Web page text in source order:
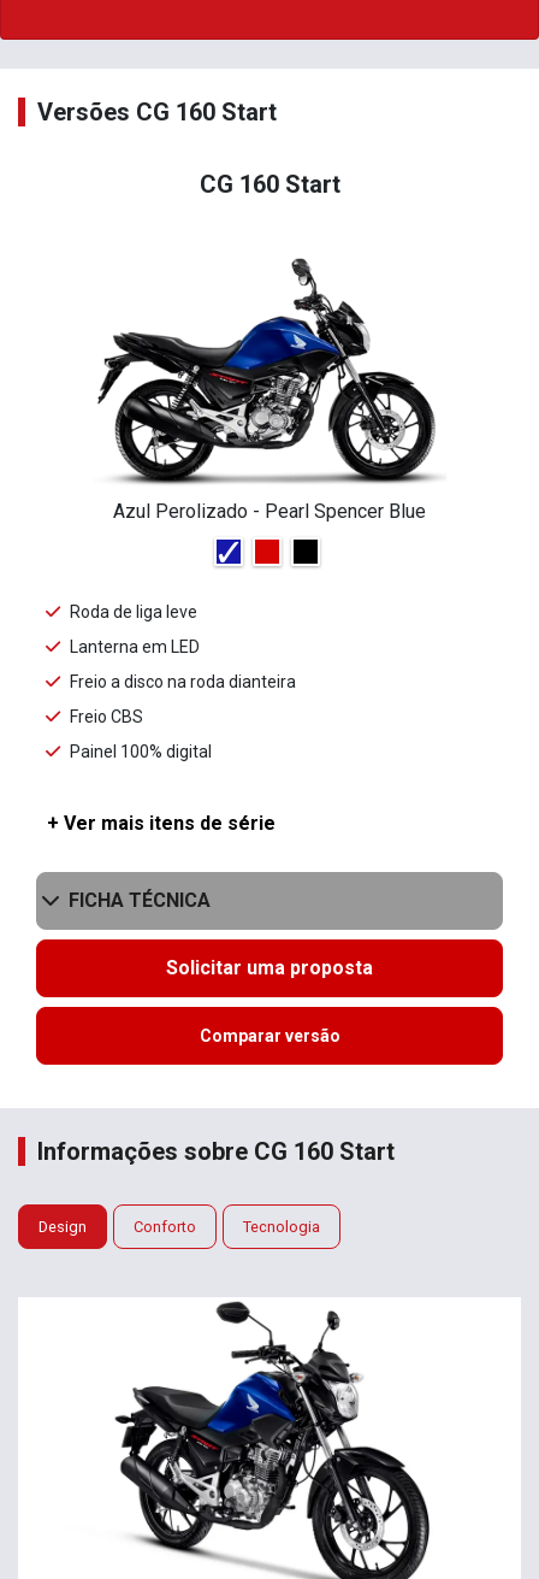
Versões CG 160 Start
CG 160 Start
Azul Perolizado - Pearl Spencer Blue
Roda de liga leve
Lanterna em LED
Freio a disco na roda dianteira
Freio CBS
Painel 100% digital
+ Ver mais itens de série
FICHA TÉCNICA
Solicitar uma proposta
Comparar versão
Informações sobre CG 160 Start
Design Conforto Tecnologia